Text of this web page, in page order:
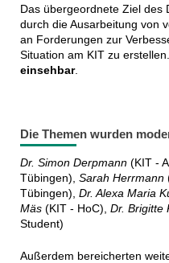
Das übergeordnete Ziel des
durch die Ausarbeitung von
an Forderungen zur
Situation am KIT zu erstellen.
einsehbar.
Die Themen wurden
Dr. Simon Derpmann(KIT -
Tübingen), Sarah Herrmann
Tübingen), Dr. Alexa Maria
Mäs(KIT - HoC), Dr. Brigitte
Student)
Außerdem bereicherten